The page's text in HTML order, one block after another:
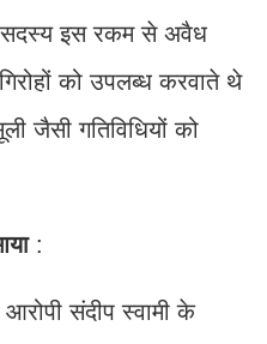
इस रकम से अवैध
को उपलब्ध करवाते थे
जैसी गतिविधियों को
:
संदीप स्वामी के